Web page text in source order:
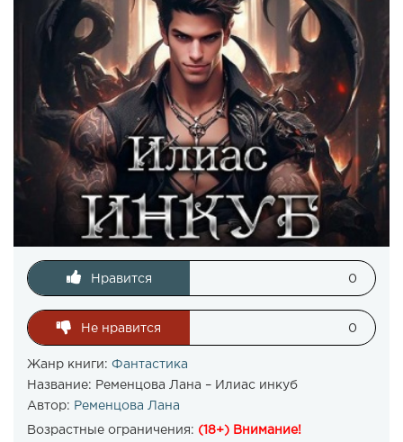
Нравится 0
Не нравится 0
Жанр книги: Фантастика
Название: Ременцова Лана – Илиас инкуб
Автор: Ременцова Лана
Возрастные ограничения: (18+) Внимание!